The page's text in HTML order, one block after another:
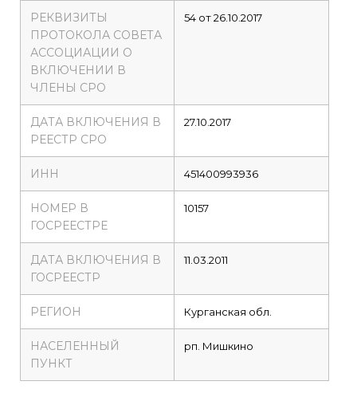
РЕКВИЗИТЫ
ПРОТОКОЛА СОВЕТА
АССОЦИАЦИИ О
ВКЛЮЧЕНИИ В
ЧЛЕНЫ СРО
54 от 26.10.2017
ДАТА ВКЛЮЧЕНИЯ В
РЕЕСТР СРО
27.10.2017
ИНН 451400993936
НОМЕР В
ГОСРЕЕСТРЕ
10157
ДАТА ВКЛЮЧЕНИЯ В
ГОСРЕЕСТР
11.03.2011
РЕГИОН Курганская обл.
НАСЕЛЕННЫЙ
ПУНКТ
рп. Мишкино